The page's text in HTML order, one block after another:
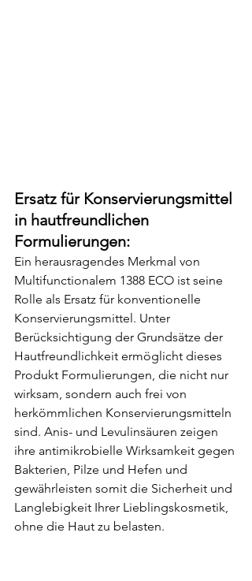
Ersatz für Konservierungsmittel
in hautfreundlichen
Formulierungen:
Ein herausragendes Merkmal von
Multifunctionalem 1388 ECO ist seine
Rolle als Ersatz für konventionelle
Konservierungsmittel. Unter
Berücksichtigung der Grundsätze der
Hautfreundlichkeit ermöglicht dieses
Produkt Formulierungen, die nicht nur
wirksam, sondern auch frei von
herkömmlichen Konservierungsmitteln
sind. Anis- und Levulinsäuren zeigen
ihre antimikrobielle Wirksamkeit gegen
Bakterien, Pilze und Hefen und
gewährleisten somit die Sicherheit und
Langlebigkeit Ihrer Lieblingskosmetik,
ohne die Haut zu belasten.